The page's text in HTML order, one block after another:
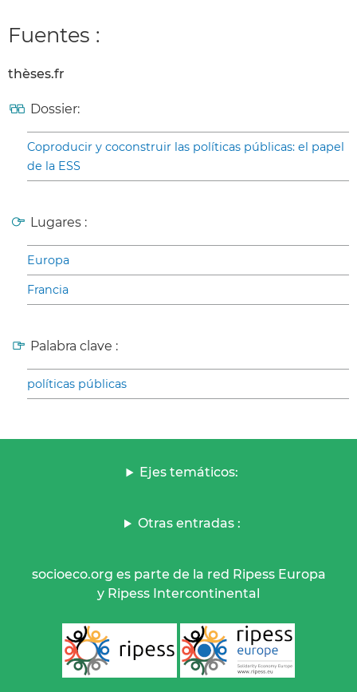
Fuentes :
thèses.fr
Dossier:
Coproducir y coconstruir las políticas públicas: el papel
de la ESS
Lugares :
Europa
Francia
Palabra clave :
políticas públicas
Ejes temáticos:
Otras entradas :
socioeco.org es parte de la red Ripess Europa
y Ripess Intercontinental